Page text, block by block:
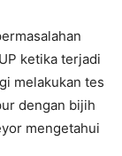
ketika terjadi
melakukan tes
dengan bijih
mengetahui